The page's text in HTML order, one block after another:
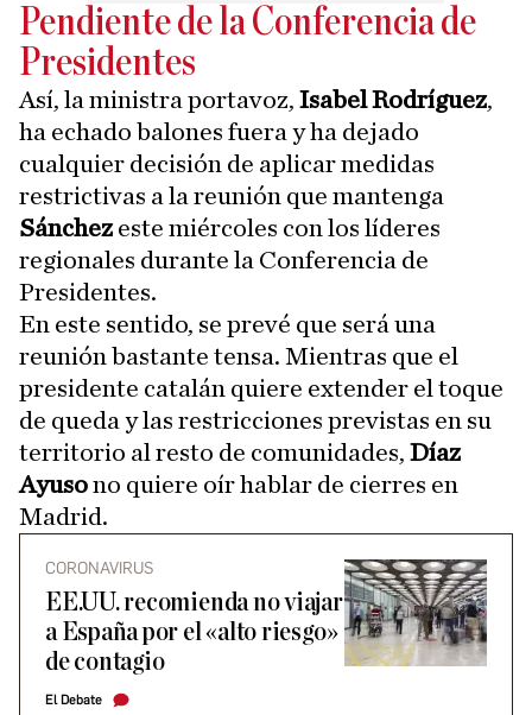
Pendiente de la Conferencia de
Presidentes
Así, la ministra portavoz, Isabel Rodríguez,
ha echado balones fuera y ha dejado
cualquier decisión de aplicar medidas
restrictivas a la reunión que mantenga
Sánchezeste miércoles con los líderes
regionales durante la Conferencia de
Presidentes.
En este sentido, se prevé que será una
reunión bastante tensa. Mientras que el
presidente catalán quiere extender el toque
de queda y las restricciones previstas en su
territorio al resto de comunidades, Díaz
Ayusono quiere oír hablar de cierres en
Madrid.
CORONAVIRUS
EE.UU. recomienda no viajar
a España por el «alto riesgo»
de contagio
El Debate